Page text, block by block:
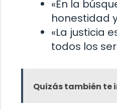
«En la
honestidad
«La justicia
todos los
Quizás también te